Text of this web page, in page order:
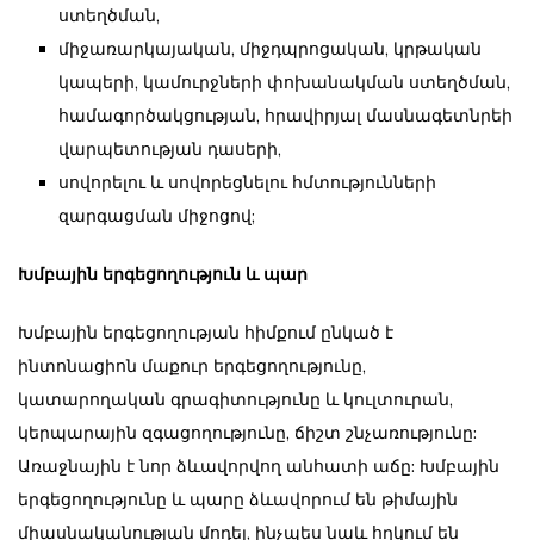
ստեղծման,
միջառարկայական, միջդպրոցական, կրթական
կապերի, կամուրջների փոխանակման ստեղծման,
համագործակցության, հրավիրյալ մասնագետնրեի
վարպետության դասերի,
սովորելու և սովորեցնելու հմտությունների
զարգացման միջոցով;
Խմբային երգեցողություն և պար
Խմբային երգեցողության հիմքում ընկած է
ինտոնացիոն մաքուր երգեցողությունը,
կատարողական գրագիտությունը և կուլտուրան,
կերպարային զգացողությունը, ճիշտ շնչառությունը:
Առաջնային է նոր ձևավորվող անհատի աճը: Խմբային
երգեցողությունը և պարը ձևավորում են թիմային
միասնականության մոդել, ինչպես նաև հղկում են